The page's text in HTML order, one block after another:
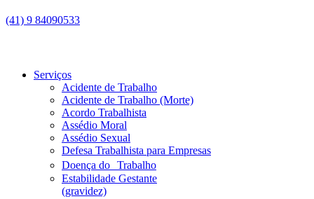
(41) 9 84090533
Serviços
Acidente de Trabalho
Acidente de Trabalho (Morte)
Acordo Trabalhista
Assédio Moral
Assédio Sexual
Defesa Trabalhista para Empresas
Doença do Trabalho
Estabilidade Gestante
(gravidez)